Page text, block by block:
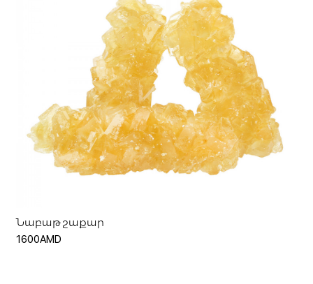
Մուտք Գրանցվել
Նաբաթ շաքար
1600AMD
Ավելացնել զամբյուղ